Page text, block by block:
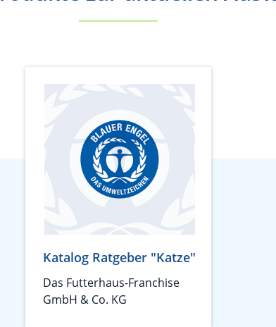
Katalog Ratgeber "Katze"
Das Futterhaus-Franchise
GmbH & Co. KG